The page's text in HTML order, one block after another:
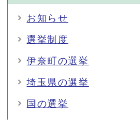
お知らせ
選挙制度
伊奈町の選挙
埼玉県の選挙
国の選挙